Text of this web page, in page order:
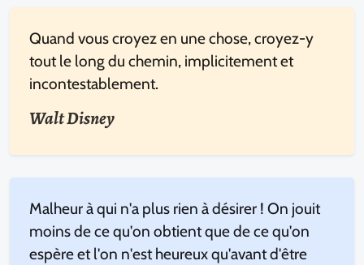
Quand vous croyez en une chose, croyez-y
tout le long du chemin, implicitement et
incontestablement.
Walt Disney
Malheur à qui n'a plus rien à désirer ! On jouit
moins de ce qu'on obtient que de ce qu'on
espère et l'on n'est heureux qu'avant d'être